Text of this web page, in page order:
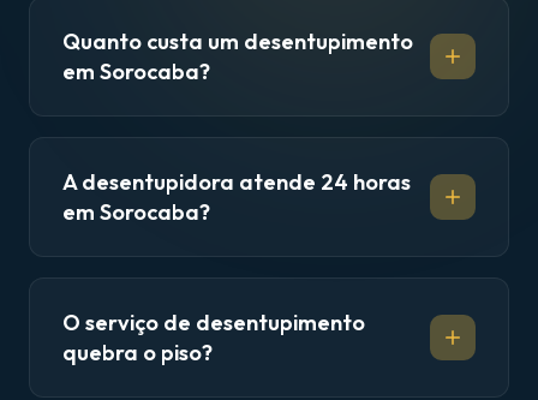
Quanto custa um desentupimento
em Sorocaba?
A desentupidora atende 24 horas
em Sorocaba?
O serviço de desentupimento
quebra o piso?